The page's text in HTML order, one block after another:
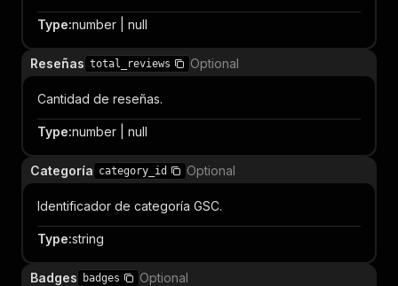
Type:number | null
Reseñas total_reviews Optional
Cantidad de reseñas.
Type:number | null
Categoría category_id Optional
Identificador de categoría GSC.
Type:string
Badges badges Optional